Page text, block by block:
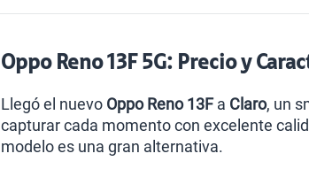
Oppo Reno 13F 5G: Precio y
Llegó el nuevo Oppo Reno 13Fa Claro, un
capturar cada momento con excelente
modelo es una gran alternativa.